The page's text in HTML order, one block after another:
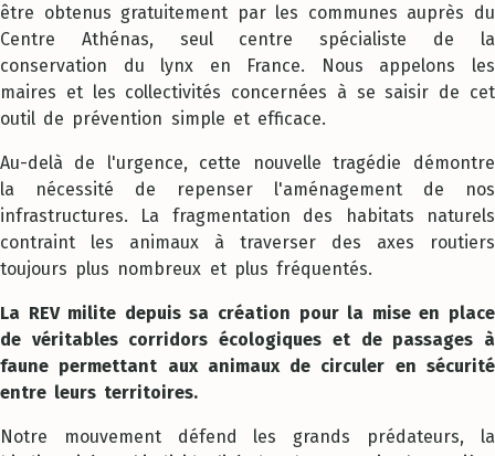
être obtenus gratuitement par les communes auprès du
Centre Athénas, seul centre spécialiste de la
conservation du lynx en France. Nous appelons les
maires et les collectivités concernées à se saisir de cet
outil de prévention simple et efficace.
Au-delà de l'urgence, cette nouvelle tragédie démontre
la nécessité de repenser l'aménagement de nos
infrastructures. La fragmentation des habitats naturels
contraint les animaux à traverser des axes routiers
toujours plus nombreux et plus fréquentés.
La REV milite depuis sa création pour la mise en place
de véritables corridors écologiques et de passages à
faune permettant aux animaux de circuler en sécurité
entre leurs territoires.
Notre mouvement défend les grands prédateurs, la